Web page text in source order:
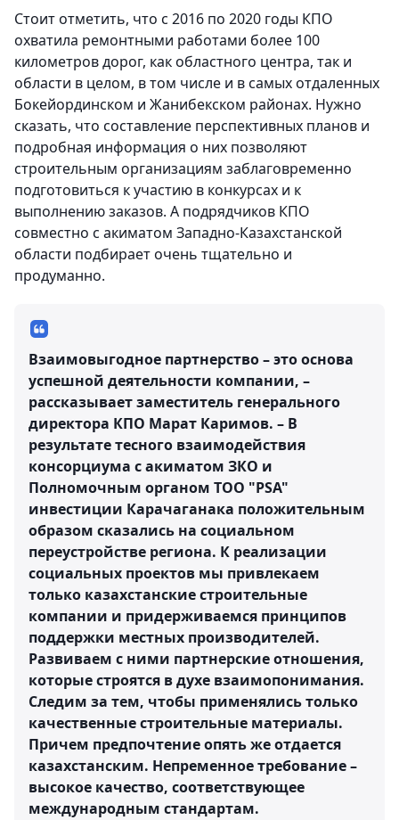
Стоит отметить, что с 2016 по 2020 годы КПО
охватила ремонтными работами более 100
километров дорог, как областного центра, так и
области в целом, в том числе и в самых отдаленных
Бокейординском и Жанибекском районах. Нужно
сказать, что составление перспективных планов и
подробная информация о них позволяют
строительным организациям заблаговременно
подготовиться к участию в конкурсах и к
выполнению заказов. А подрядчиков КПО
совместно с акиматом Западно-Казахстанской
области подбирает очень тщательно и
продуманно.
Взаимовыгодное партнерство – это основа
успешной деятельности компании, –
рассказывает заместитель генерального
директора КПО Марат Каримов. – В
результате тесного взаимодействия
консорциума с акиматом ЗКО и
Полномочным органом ТОО "PSA"
инвестиции Карачаганака положительным
образом сказались на социальном
переустройстве региона. К реализации
социальных проектов мы привлекаем
только казахстанские строительные
компании и придерживаемся принципов
поддержки местных производителей.
Развиваем с ними партнерские отношения,
которые строятся в духе взаимопонимания.
Следим за тем, чтобы применялись только
качественные строительные материалы.
Причем предпочтение опять же отдается
казахстанским. Непременное требование –
высокое качество, соответствующее
международным стандартам.